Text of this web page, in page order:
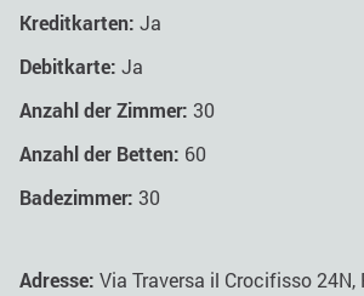
Kreditkarten: Ja
Debitkarte: Ja
Anzahl der Zimmer: 30
Anzahl der Betten: 60
Badezimmer: 30
Adresse: Via Traversa il Crocifisso 24N,